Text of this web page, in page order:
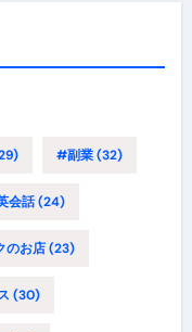
#副業(32)
会話(24)
のお店(23)
(30)